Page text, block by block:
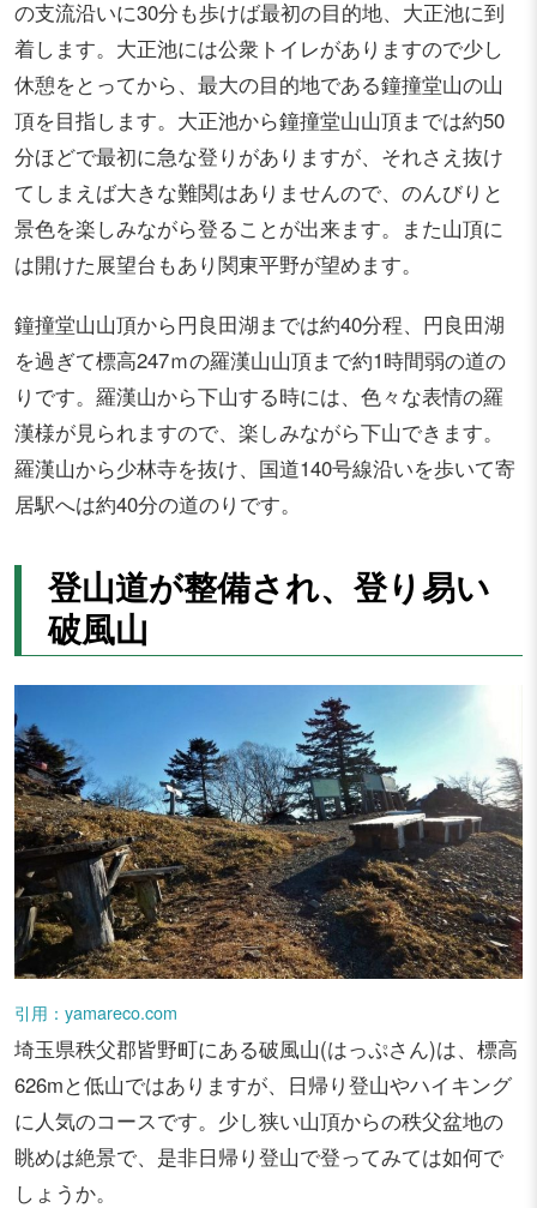
の支流沿いに30分も歩けば最初の目的地、大正池に到
着します。大正池には公衆トイレがありますので少し
休憩をとってから、最大の目的地である鐘撞堂山の山
頂を目指します。大正池から鐘撞堂山山頂までは約50
分ほどで最初に急な登りがありますが、それさえ抜け
てしまえば大きな難関はありませんので、のんびりと
景色を楽しみながら登ることが出来ます。また山頂に
は開けた展望台もあり関東平野が望めます。
鐘撞堂山山頂から円良田湖までは約40分程、円良田湖
を過ぎて標高247ｍの羅漢山山頂まで約1時間弱の道の
りです。羅漢山から下山する時には、色々な表情の羅
漢様が見られますので、楽しみながら下山できます。
羅漢山から少林寺を抜け、国道140号線沿いを歩いて寄
居駅へは約40分の道のりです。
登山道が整備され、登り易い
破風山
引用：yamareco.com
埼玉県秩父郡皆野町にある破風山(はっぷさん)は、標高
626mと低山ではありますが、日帰り登山やハイキング
に人気のコースです。少し狭い山頂からの秩父盆地の
眺めは絶景で、是非日帰り登山で登ってみては如何で
しょうか。